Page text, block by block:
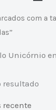
com a
Unicórnio
resultado